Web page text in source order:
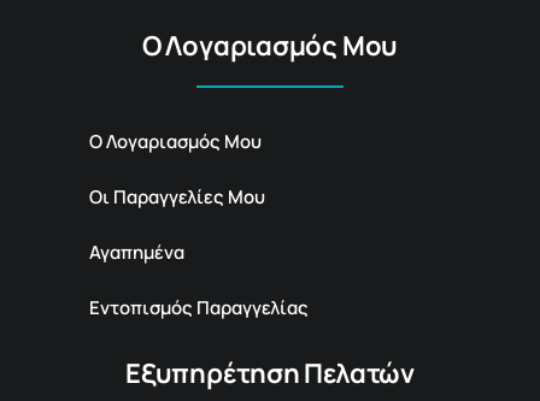
Ο Λογαριασμός Μου
Ο Λογαριασμός Μου
Οι Παραγγελίες Μου
Αγαπημένα
Εντοπισμός Παραγγελίας
Εξυπηρέτηση Πελατών